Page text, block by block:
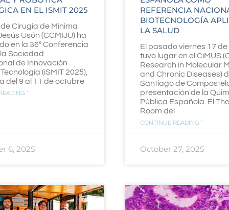
EN EL ISMIT 2025
Cirugía de Mínima
Usón (CCMIJU) ha
en la 36º Conferencia
Sociedad
de Innovación
(iSMIT 2025),
del 9 al 11 de octubre
"
6, 2025
REFERENCIA
BIOTECNOLOGÍA
LA SALUD
El pasado viernes 17
tuvo lugar en el CiMUS
Research in Molecular
and Chronic Diseases)
Santiago de
presentación de la
Pública Española. El
Room del
CONTINUE READING "
October 27, 2025